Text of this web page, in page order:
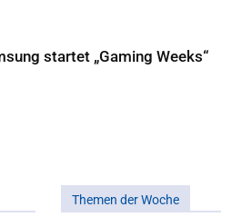
startet „Gaming Weeks“
Themen der Woche